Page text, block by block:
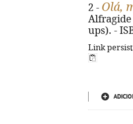
2 - Olá,
Alfragide
ups). -
Link